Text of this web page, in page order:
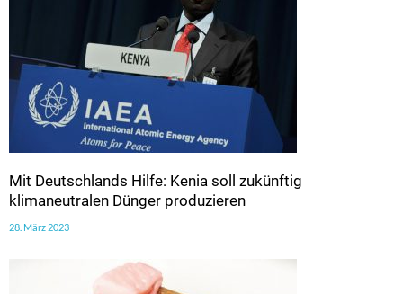
Mit Deutschlands Hilfe: Kenia soll zukünftig
klimaneutralen Dünger produzieren
28. März 2023